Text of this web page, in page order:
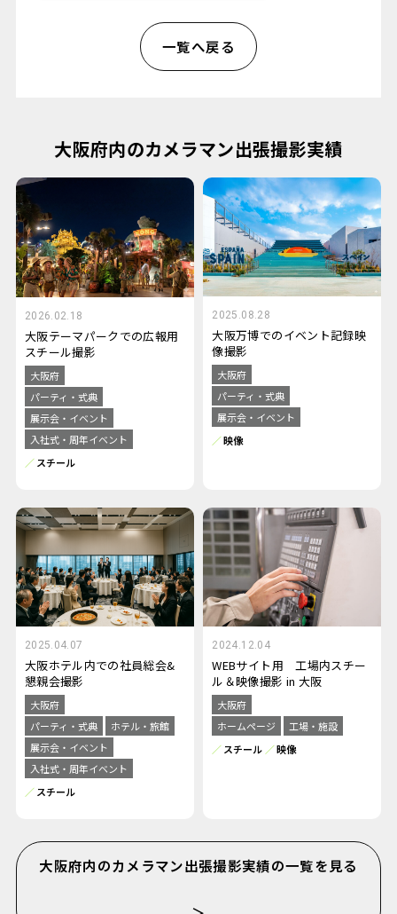
一覧へ戻る
大阪府内のカメラマン出張撮影実績
2026.02.18
大阪テーマパークでの広報用
スチール撮影
大阪府
パーティ・式典
展示会・イベント
入社式・周年イベント
スチール
2025.08.28
大阪万博でのイベント記録映
像撮影
大阪府
パーティ・式典
展示会・イベント
映像
2025.04.07
大阪ホテル内での社員総会&
懇親会撮影
大阪府
パーティ・式典
ホテル・旅館
展示会・イベント
入社式・周年イベント
スチール
2024.12.04
WEBサイト用 工場内スチー
ル＆映像撮影 in 大阪
大阪府
ホームページ
工場・施設
スチール
映像
大阪府内のカメラマン出張撮影実績の一覧を見る